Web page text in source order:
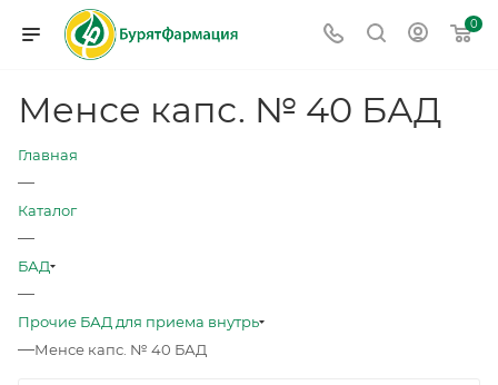
0
Менсе капс. № 40 БАД
Главная
—
Каталог
—
БАД
—
Прочие БАД для приема внутрь
—Менсе капс. № 40 БАД